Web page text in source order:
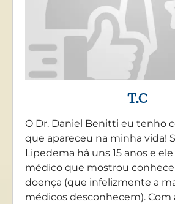
T.C
O Dr. Daniel Benitti eu tenho
que apareceu na minha vida!
Lipedema há uns 15 anos e
médico que mostrou
doença (que infelizmente a
médicos desconhecem). Com